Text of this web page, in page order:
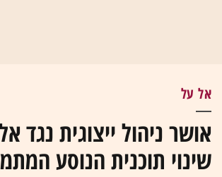
אל על
אושר ניהול ייצוגית נגד
שינוי תוכנית הנוסע